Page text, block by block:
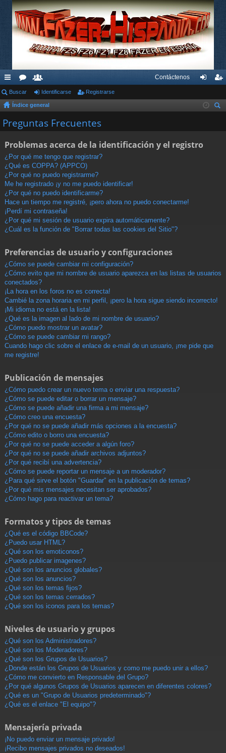
nl
ac
es
do
s
or
os
su
ari
os
Contáctenos
nti ist
Buscar Identificarse Registrarse
Índice general
Preguntas Frecuentes
Problemas acerca de la identificación y el registro
¿Por qué me tengo que registrar?
¿Qué es COPPA? (APPCO)
¿Por qué no puedo registrarme?
Me he registrado ¡y no me puedo identificar!
¿Por qué no puedo identificarme?
Hace un tiempo me registré, ¡pero ahora no puedo conectarme!
¡Perdí mi contraseña!
¿Por qué mi sesión de usuario expira automáticamente?
¿Cuál es la función de "Borrar todas las cookies del Sitio"?
Preferencias de usuario y configuraciones
¿Cómo se puede cambiar mi configuración?
¿Cómo evito que mi nombre de usuario aparezca en las listas de usuarios
conectados?
¡La hora en los foros no es correcta!
Cambié la zona horaria en mi perfil, ¡pero la hora sigue siendo incorrecto!
¡Mi idioma no está en la lista!
¿Qué es la imagen al lado de mi nombre de usuario?
¿Cómo puedo mostrar un avatar?
¿Cómo se puede cambiar mi rango?
Cuando hago clic sobre el enlace de e-mail de un usuario, ¡me pide que
me registre!
Publicación de mensajes
¿Cómo puedo crear un nuevo tema o enviar una respuesta?
¿Cómo se puede editar o borrar un mensaje?
¿Cómo se puede añadir una firma a mi mensaje?
¿Cómo creo una encuesta?
¿Por qué no se puede añadir más opciones a la encuesta?
¿Cómo edito o borro una encuesta?
¿Por qué no se puede acceder a algún foro?
¿Por qué no se puede añadir archivos adjuntos?
¿Por qué recibí una advertencia?
¿Cómo se puede reportar un mensaje a un moderador?
¿Para qué sirve el botón "Guardar" en la publicación de temas?
¿Por qué mis mensajes necesitan ser aprobados?
¿Cómo hago para reactivar un tema?
Formatos y tipos de temas
¿Qué es el código BBCode?
¿Puedo usar HTML?
¿Qué son los emoticonos?
¿Puedo publicar imagenes?
¿Qué son los anuncios globales?
¿Qué son los anuncios?
¿Qué son los temas fijos?
¿Qué son los temas cerrados?
¿Qué son los iconos para los temas?
Niveles de usuario y grupos
¿Qué son los Administradores?
¿Qué son los Moderadores?
¿Qué son los Grupos de Usuarios?
¿Donde están los Grupos de Usuarios y como me puedo unir a ellos?
¿Cómo me convierto en Responsable del Grupo?
¿Por qué algunos Grupos de Usuarios aparecen en diferentes colores?
¿Qué es un "Grupo de Usuarios predeterminado"?
¿Qué es el enlace "El equipo"?
Mensajería privada
¡No puedo enviar un mensaje privado!
¡Recibo mensajes privados no deseados!